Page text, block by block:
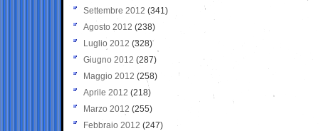
Settembre 2012 (341)
Agosto 2012 (238)
Luglio 2012 (328)
Giugno 2012 (287)
Maggio 2012 (258)
Aprile 2012 (218)
Marzo 2012 (255)
Febbraio 2012 (247)